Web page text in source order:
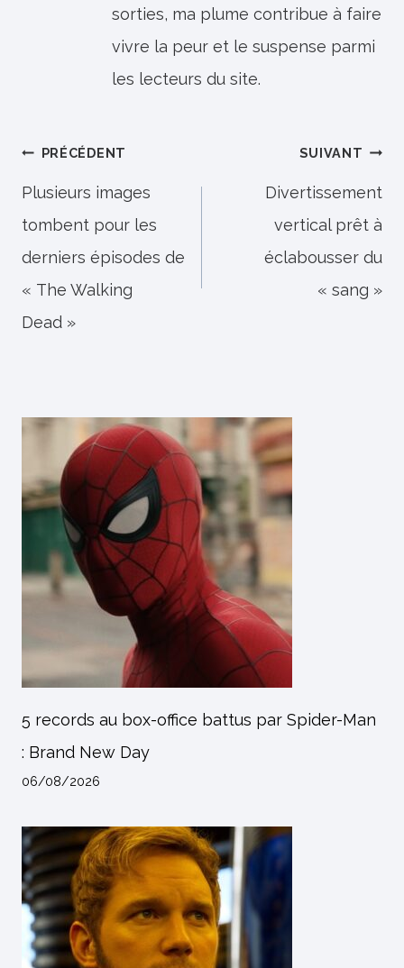
sorties, ma plume contribue à faire
vivre la peur et le suspense parmi
les lecteurs du site.
Navigation
de
l’article
PRÉCÉDENT
Plusieurs images
tombent pour les
derniers épisodes de
« The Walking
Dead »
SUIVANT
Divertissement
vertical prêt à
éclabousser du
« sang »
5 records au box-office battus par Spider-Man
: Brand New Day
06/08/2026